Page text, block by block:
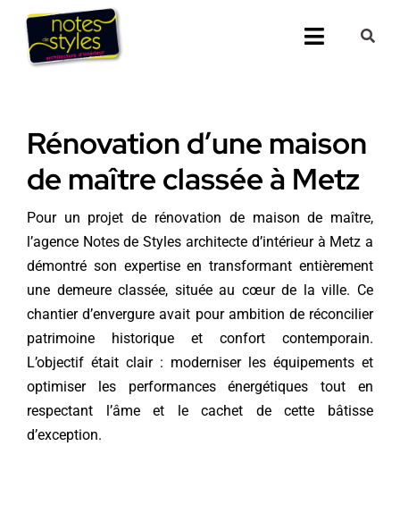
Passer
contenu
Toggle
Nos 25
Prestations
Nos
Notes de
Presse
Demander un
Rénovation d’une maison
de maître classée à Metz
Pour un projet de rénovation de maison de maître,
l’agence Notes de Styles architecte d’intérieur à Metz a
démontré son expertise en transformant entièrement
une demeure classée, située au cœur de la ville. Ce
chantier d’envergure avait pour ambition de réconcilier
patrimoine historique et confort contemporain.
L’objectif était clair : moderniser les équipements et
optimiser les performances énergétiques tout en
respectant l’âme et le cachet de cette bâtisse
d’exception.